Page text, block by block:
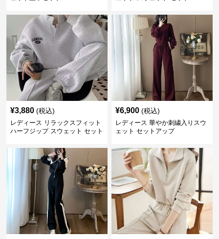
¥3,880 (税込)
レディース リラックスフィット
ハーフジップ スウェット セット
¥6,900 (税込)
レディース 華やか刺繍入りスウ
ェット セットアップ